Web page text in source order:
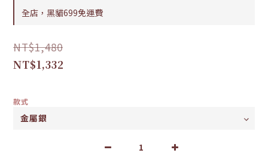
全店，黑貓699免運費
NT$1,480
NT$1,332
款式